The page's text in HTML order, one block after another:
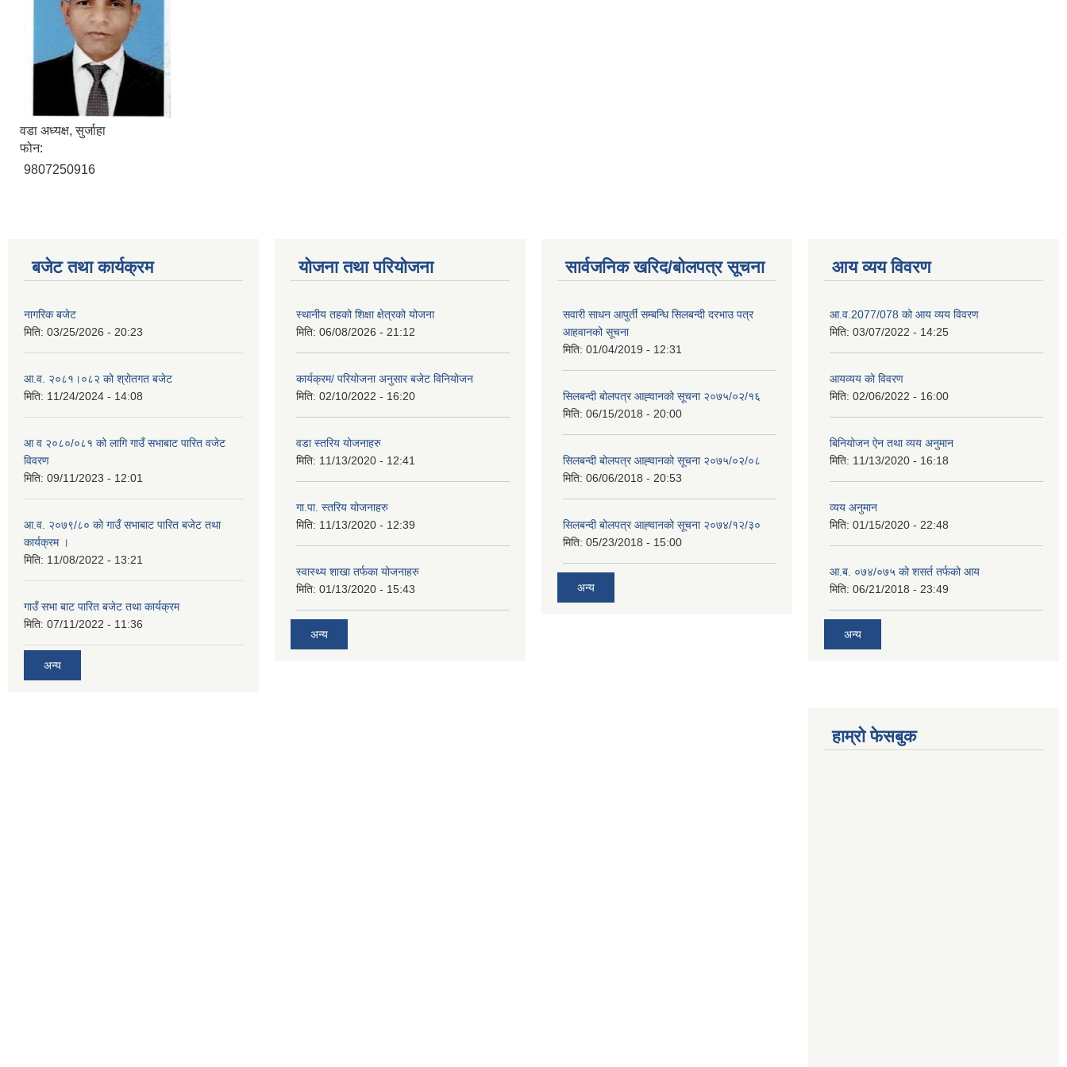
वडा अध्यक्ष, सुर्जाहा
फोन:
9807250916
बजेट तथा कार्यक्रम
नागरिक बजेट
मिति: 03/25/2026 - 20:23
आ.व. २०८१।०८२ को श्रोतगत बजेट
मिति: 11/24/2024 - 14:08
आ व २०८०/०८१ को लागि गाउँ सभाबाट पारित वजेट
विवरण
मिति: 09/11/2023 - 12:01
आ.व. २०७९/८० को गाउँ सभाबाट पारित बजेट तथा
कार्यक्रम ।
मिति: 11/08/2022 - 13:21
गाउँ सभा बाट पारित बजेट तथा कार्यक्रम
मिति: 07/11/2022 - 11:36
अन्य
योजना तथा परियोजना
स्थानीय तहको शिक्षा क्षेत्रको योजना
मिति: 06/08/2026 - 21:12
कार्यक्रम/ परियोजना अनुसार बजेट विनियोजन
मिति: 02/10/2022 - 16:20
वडा स्तरिय योजनाहरु
मिति: 11/13/2020 - 12:41
गा.पा. स्तरिय योजनाहरु
मिति: 11/13/2020 - 12:39
स्वास्थ्य शाखा तर्फका योजनाहरु
मिति: 01/13/2020 - 15:43
अन्य
सार्वजनिक खरिद/बोलपत्र सूचना
सवारी साधन आपुर्ती सम्बन्धि सिलबन्दी दरभाउ पत्र
आहवानको सूचना
मिति: 01/04/2019 - 12:31
सिलबन्दी बोलपत्र आह्‍वानको सूचना २०७५/०२/१६
मिति: 06/15/2018 - 20:00
सिलबन्दी बोलपत्र आह्‍वानको सूचना २०७५/०२/०८
मिति: 06/06/2018 - 20:53
सिलबन्दी बोलपत्र आह्‍वानको सूचना २०७४/१२/३०
मिति: 05/23/2018 - 15:00
अन्य
आय व्यय विवरण
आ.व.2077/078 को आय व्यय विवरण
मिति: 03/07/2022 - 14:25
आयव्यय को विवरण
मिति: 02/06/2022 - 16:00
बिनियोजन ऐन तथा व्यय अनुमान
मिति: 11/13/2020 - 16:18
व्यय अनुमान
मिति: 01/15/2020 - 22:48
आ.ब. ०७४/०७५ को शसर्त तर्फको आय
मिति: 06/21/2018 - 23:49
अन्य
हाम्रो फेसबुक